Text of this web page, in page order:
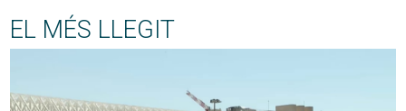
EL MÉS LLEGIT